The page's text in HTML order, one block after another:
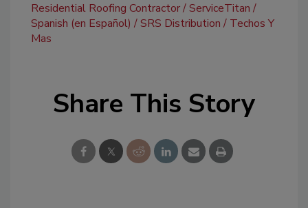
Residential Roofing Contractor ServiceTitan
Spanish (en Español)
SRS Distribution
Techos Y
Mas
Share This Story